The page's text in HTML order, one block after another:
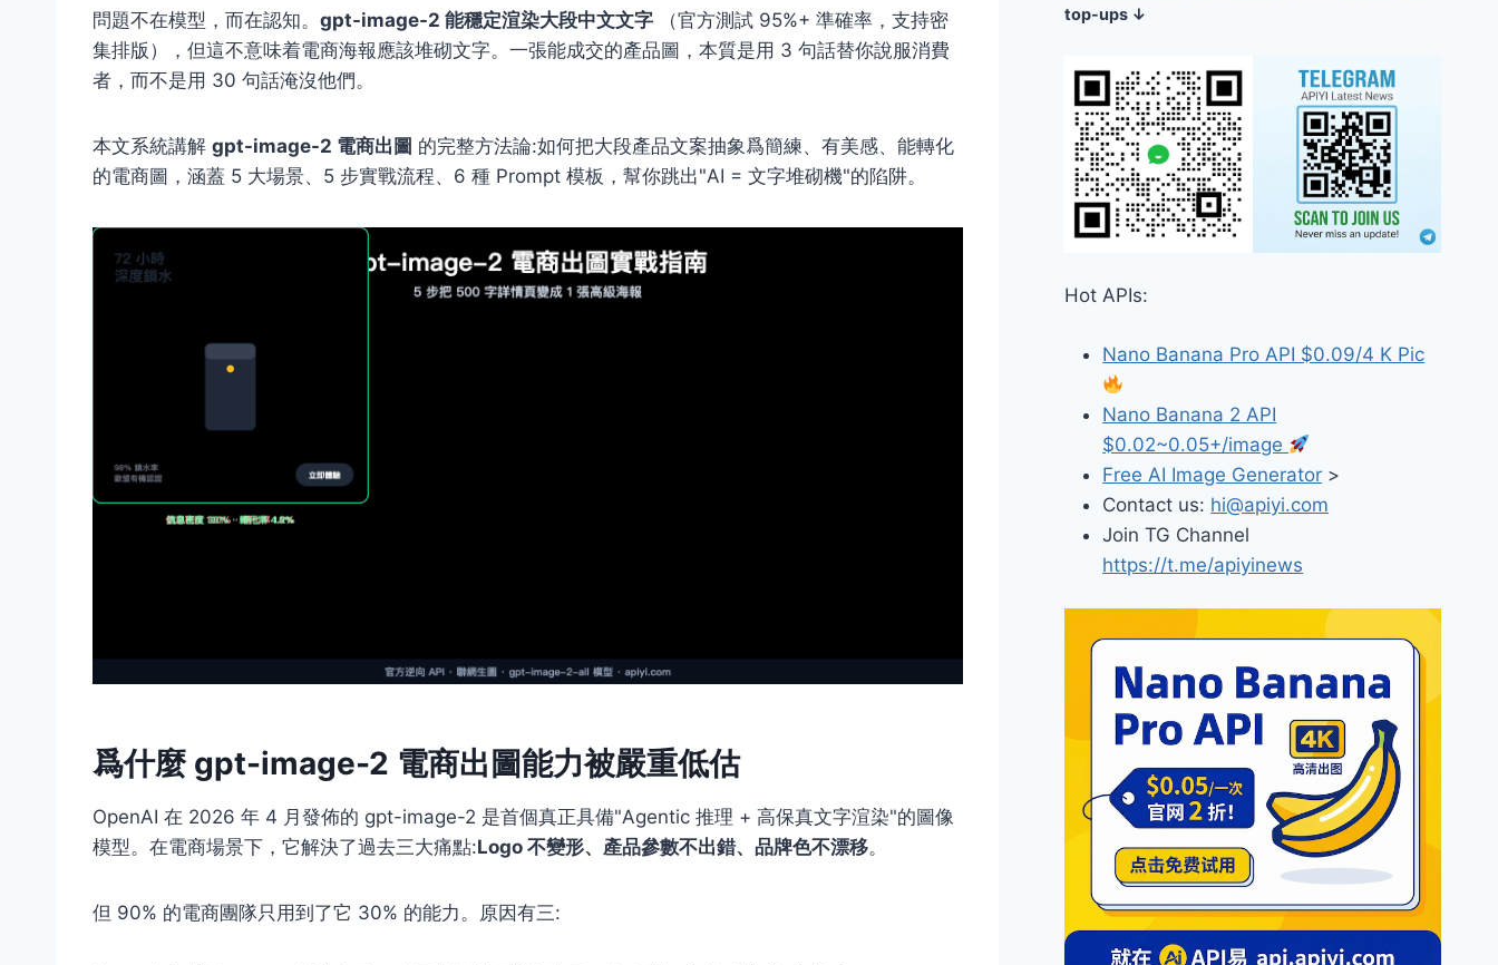
問題不在模型，而在認知。 gpt-image-2 能穩定渲染大段中文文字 （官方測試 95%+ 準確率，支持密
集排版），但這不意味着電商海報應該堆砌文字。一張能成交的產品圖，本質是用 3 句話替你說服消費
者，而不是用 30 句話淹沒他們。
本文系統講解 gpt-image-2 電商出圖 的完整方法論:如何把大段產品文案抽象爲簡練、有美感、能轉化
的電商圖，涵蓋 5 大場景、5 步實戰流程、6 種 Prompt 模板，幫你跳出"AI = 文字堆砌機"的陷阱。
爲什麼 gpt-image-2 電商出圖能力被嚴重低估
OpenAI 在 2026 年 4 月發佈的 gpt-image-2 是首個真正具備"Agentic 推理 + 高保真文字渲染"的圖像
模型。在電商場景下，它解決了過去三大痛點:Logo 不變形、產品參數不出錯、品牌色不漂移。
但 90% 的電商團隊只用到了它 30% 的能力。原因有三:
top-ups ↓
Hot APIs:
Nano Banana Pro API $0.09/4 K Pic
Nano Banana 2 API
$0.02~0.05+/image
Free AI Image Generator >
Contact us: hi@apiyi.com
Join TG Channel
https://t.me/apiyinews